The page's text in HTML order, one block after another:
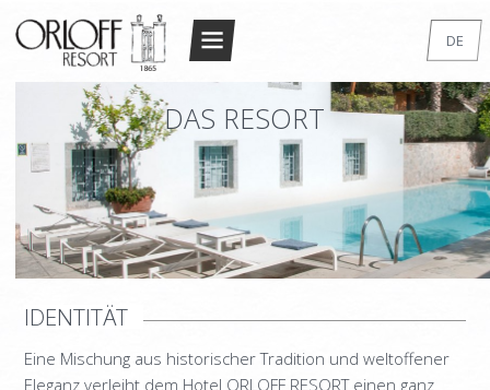
DAS RESORT
DIE ARCHITEKTUR
UNTERKUNFT
DOPPELZIMMER STANDARD
SUPERIOR DOUBLE/TWIN
STANDARD STUDIO
STUDIO DE LUXE
Return to
EN
GR
FR
DE
IT
RU
DAS RESORT
IDENTITÄT
Eine Mischung aus historischer Tradition und weltoffener
Eleganz verleiht dem Hotel ORLOFF RESORT einen ganz